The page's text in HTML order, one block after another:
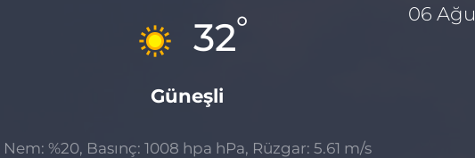
32°
Güneşli
06
Nem: %20, Basınç: 1008 hpa hPa, Rüzgar: 5.61 m/s